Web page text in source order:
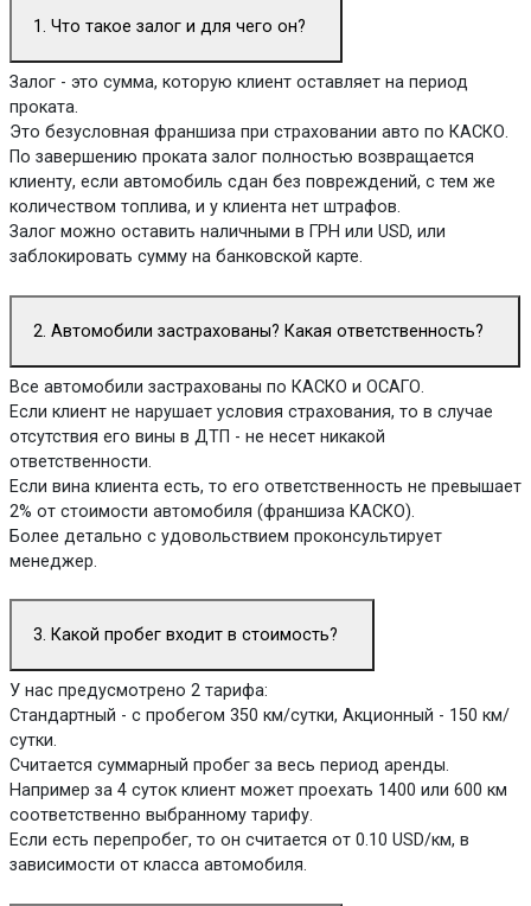
1. Что такое залог и для чего он?
Залог - это сумма, которую клиент оставляет на период
проката.
Это безусловная франшиза при страховании авто по КАСКО.
По завершению проката залог полностью возвращается
клиенту, если автомобиль сдан без повреждений, с тем же
количеством топлива, и у клиента нет штрафов.
Залог можно оставить наличными в ГРН или USD, или
заблокировать сумму на банковской карте.
2. Автомобили застрахованы? Какая ответственность?
Все автомобили застрахованы по КАСКО и ОСАГО.
Если клиент не нарушает условия страхования, то в случае
отсутствия его вины в ДТП - не несет никакой
ответственности.
Если вина клиента есть, то его ответственность не превышает
2% от стоимости автомобиля (франшиза КАСКО).
Более детально с удовольствием проконсультирует
менеджер.
3. Какой пробег входит в стоимость?
У нас предусмотрено 2 тарифа:
Стандартный - с пробегом 350 км/сутки, Акционный - 150 км/
сутки.
Считается суммарный пробег за весь период аренды.
Например за 4 суток клиент может проехать 1400 или 600 км
соответственно выбранному тарифу.
Если есть перепробег, то он считается от 0.10 USD/км, в
зависимости от класса автомобиля.